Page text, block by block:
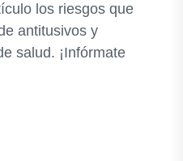
los riesgos que
antitusivos y
salud. ¡Infórmate